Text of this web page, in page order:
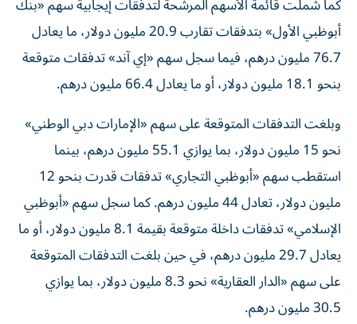
أبوظبي الأول» بتدفقات تقارب 20.9 مليون دولار، ما يعادل
76.7 مليون درهم، فيما سجل سهم «إي آند» تدفقات متوقعة
بنحو 18.1 مليون دولار، أو ما يعادل 66.4 مليون درهم.
وبلغت التدفقات المتوقعة على سهم «الإمارات دبي الوطني»
نحو 15 مليون دولار، بما يوازي 55.1 مليون درهم، بينما
استقطب سهم «أبوظبي التجاري» تدفقات قدرت بنحو 12
مليون دولار، تعادل 44 مليون درهم. كما سجل سهم «أبوظبي
الإسلامي» تدفقات داخلة متوقعة بقيمة 8.1 مليون دولار، أو ما
يعادل 29.7 مليون درهم، في حين بلغت التدفقات المتوقعة
على سهم «الدار العقارية» نحو 8.3 مليون دولار، بما يوازي
30.5 مليون درهم.